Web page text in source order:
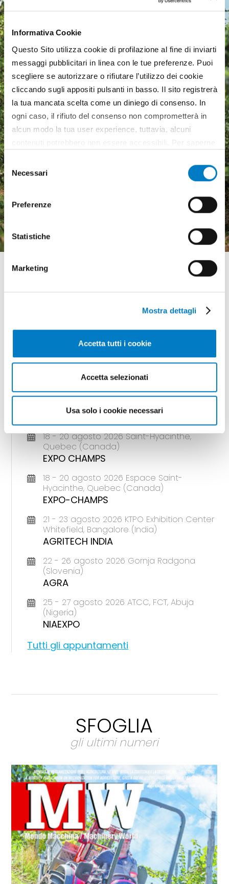
Informativa Cookie
Questo Sito utilizza cookie di profilazione al fine di inviarti
messaggi pubblicitari in linea con le tue preferenze. Puoi
scegliere se autorizzare o rifiutare l’utilizzo dei cookie
cliccando sugli appositi pulsanti in basso. Il sito registrerà
la tua mancata scelta come un diniego di consenso. In
ogni caso, il rifiuto del consenso non comprometterà in
alcun modo la tua user experience, tuttavia, alcuni
all’utilizzo di tutti, o solamente di alcuni di essi, ti
Selezione
del
consenso
Necessari
Preferenze
Statistiche
Marketing
Mostra dettagli
Accetta tutti i cookie
Accetta selezionati
Usa solo i cookie necessari
in crescita ma pesa
GLI APPUNTAMENTI
della meccanizzazione
18 - 20 agosto 2026 Gunnedah, Nsw
(Australia)
AGQUIP FIELD DAYS
18 - 20 agosto 2026 Saint-Hyacinthe,
Quebec (Canada)
EXPO CHAMPS
18 - 20 agosto 2026 Espace Saint-
Hyacinthe, Quebec (Canada)
EXPO-CHAMPS
21 - 23 agosto 2026 KTPO Exhibition Center
Whitefield, Bangalore (India)
AGRITECH INDIA
22 - 26 agosto 2026 Gornja Radgona
(Slovenia)
AGRA
25 - 27 agosto 2026 ATCC, FCT, Abuja
(Nigeria)
NIAEXPO
Tutti gli appuntamenti
SFOGLIA
gli ultimi numeri